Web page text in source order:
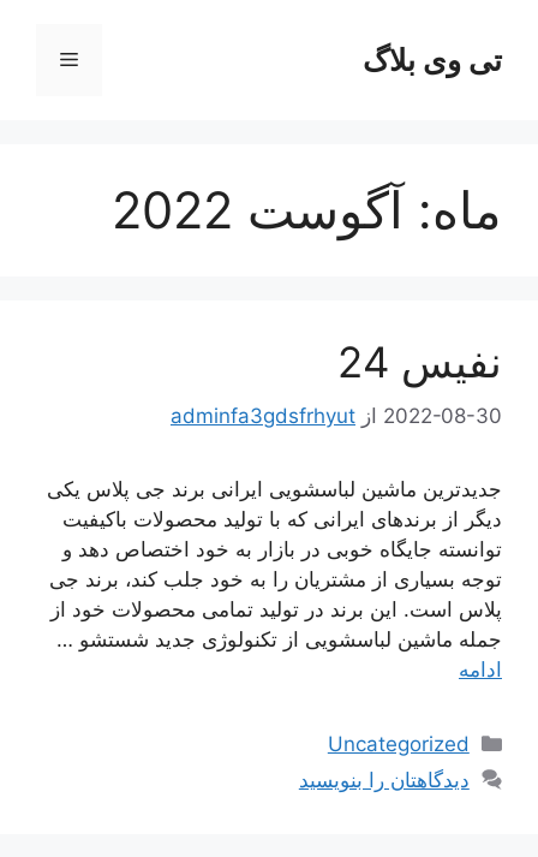
محتواتی وی بلاگ فهرست
ماه: آگوست 2022
نفیس 24
2022-08-30 از adminfa3gdsfrhyut
جدیدترین ماشین لباسشویی ایرانی برند جی پلاس یکی
دیگر از برندهای ایرانی که با تولید محصولات باکیفیت
توانسته جایگاه خوبی در بازار به خود اختصاص دهد و
توجه بسیاری از مشتریان را به خود جلب کند، برند جی
پلاس است. این برند در تولید تمامی محصولات خود از
جمله ماشین لباسشویی از تکنولوژی جدید شستشو …
ادامه
دسته‌ها
Uncategorized
دیدگاهتان را بنویسید